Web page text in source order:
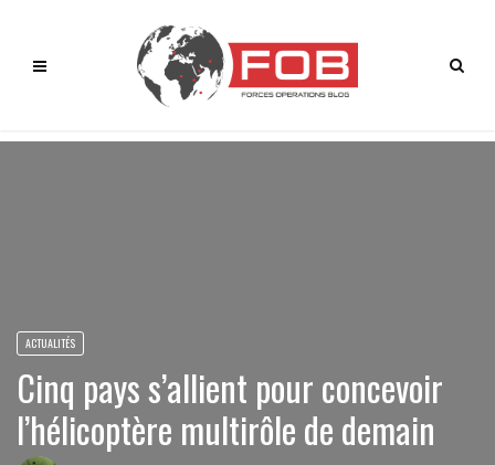
ACTUALITÉS
Cinq pays s’allient pour concevoir
l’hélicoptère multirôle de demain